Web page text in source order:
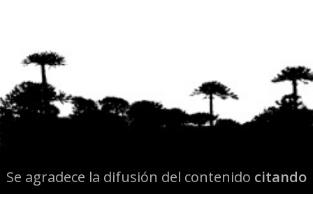
Se agradece la difusión del contenido citando
la fuente www.mapuexpress.org